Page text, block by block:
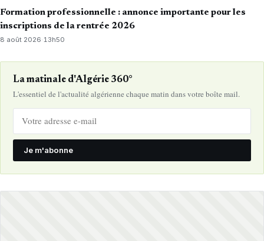
Formation professionnelle : annonce importante pour les
inscriptions de la rentrée 2026
8 août 2026·13h50
La matinale d'Algérie 360°
L'essentiel de l'actualité algérienne chaque matin dans votre boîte mail.
Je m'abonne